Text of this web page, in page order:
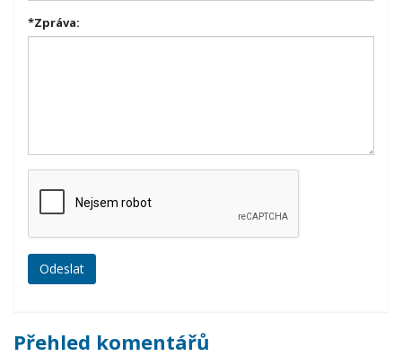
*Zpráva:
Přehled komentářů